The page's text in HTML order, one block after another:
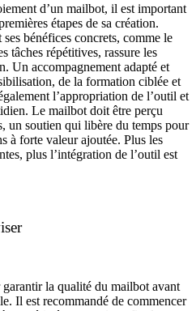
d’un mailbot, il est important
étapes de sa création.
bénéfices concrets, comme le
tâches répétitives, rassure les
Un accompagnement adapté et
de la formation ciblée et
l’appropriation de l’outil et
Le mailbot doit être perçu
un soutien qui libère du temps pour
à forte valeur ajoutée. Plus les
plus l’intégration de l’outil est
garantir la qualité du mailbot avant
Il est recommandé de commencer